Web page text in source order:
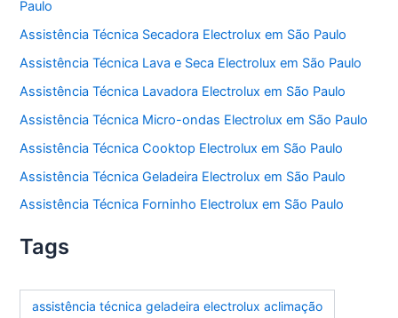
Paulo
Assistência Técnica Secadora Electrolux em São Paulo
Assistência Técnica Lava e Seca Electrolux em São Paulo
Assistência Técnica Lavadora Electrolux em São Paulo
Assistência Técnica Micro-ondas Electrolux em São Paulo
Assistência Técnica Cooktop Electrolux em São Paulo
Assistência Técnica Geladeira Electrolux em São Paulo
Assistência Técnica Forninho Electrolux em São Paulo
Tags
assistência técnica geladeira electrolux aclimação